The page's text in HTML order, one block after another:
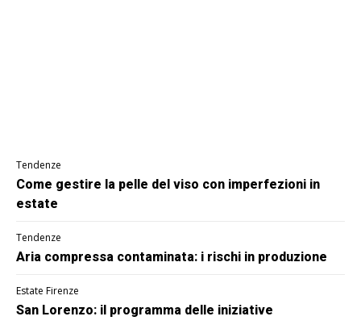
Tendenze
Come gestire la pelle del viso con imperfezioni in
estate
Tendenze
Aria compressa contaminata: i rischi in produzione
Estate Firenze
San Lorenzo: il programma delle iniziative